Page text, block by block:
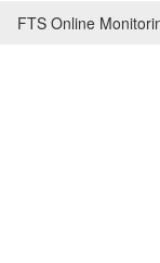
FTS Online